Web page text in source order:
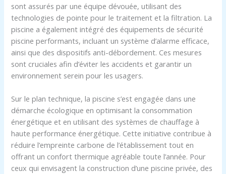
sont assurés par une équipe dévouée, utilisant des
technologies de pointe pour le traitement et la filtration. La
piscine a également intégré des équipements de sécurité
piscine performants, incluant un système d’alarme efficace,
ainsi que des dispositifs anti-débordement. Ces mesures
sont cruciales afin d’éviter les accidents et garantir un
environnement serein pour les usagers.
Sur le plan technique, la piscine s’est engagée dans une
démarche écologique en optimisant la consommation
énergétique et en utilisant des systèmes de chauffage à
haute performance énergétique. Cette initiative contribue à
réduire l’empreinte carbone de l’établissement tout en
offrant un confort thermique agréable toute l’année. Pour
ceux qui envisagent la construction d’une piscine privée, des